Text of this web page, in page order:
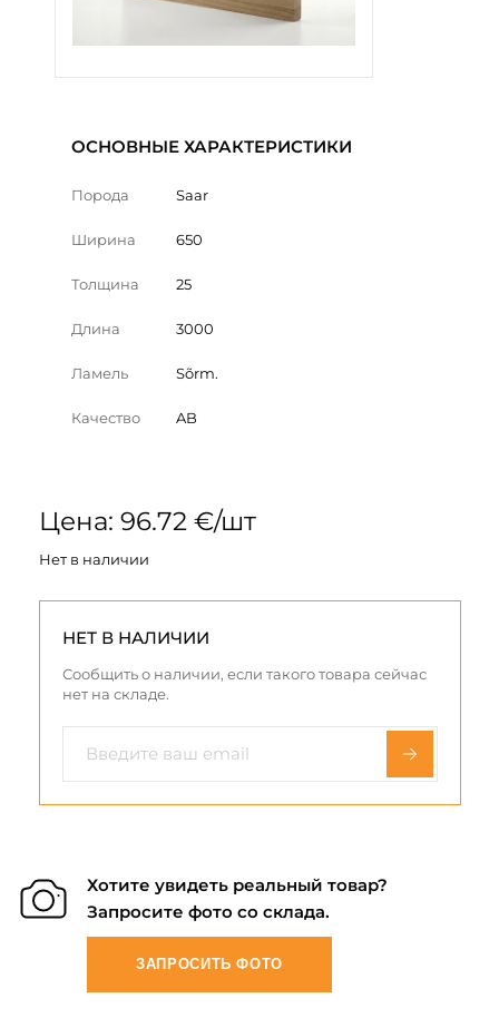
ОСНОВНЫЕ ХАРАКТЕРИСТИКИ
Порода Saar
Ширина 650
Толщина 25
Длина 3000
Ламель Sõrm.
Качество AB
Цена: 96.72 €/шт
Нет в наличии
НЕТ В НАЛИЧИИ
Сообщить о наличии, если такого товара сейчас
нет на складе.
Хотите увидеть реальный товар?
Запросите фото со склада.
ЗАПРОСИТЬ ФОТО